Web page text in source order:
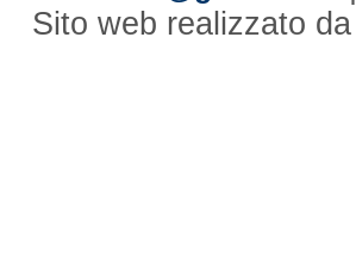
Sito web realizzato